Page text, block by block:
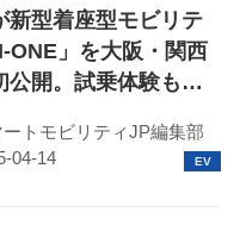
新型着座型モビリテ
ONE」を大阪・関西
公開。試乗体験も実
ートモビリティJP編集部